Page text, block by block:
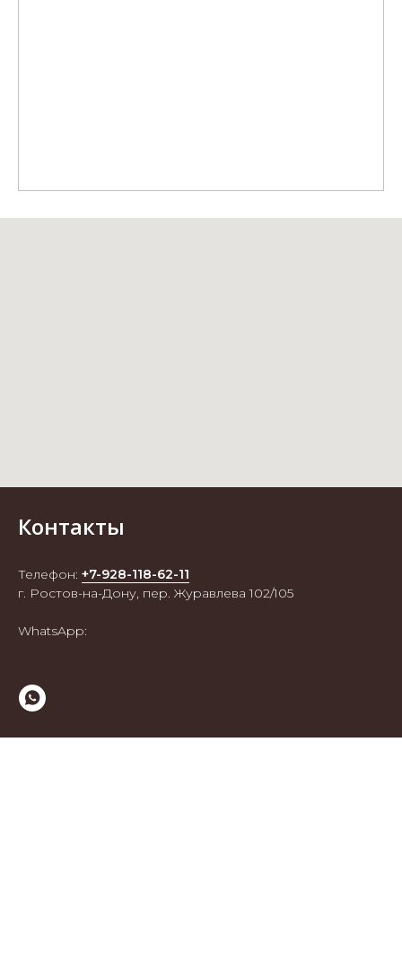
Контакты
Телефон: +7-928-118-62-11
г. Ростов-на-Дону, пер. Журавлева 102/105
WhatsApp: